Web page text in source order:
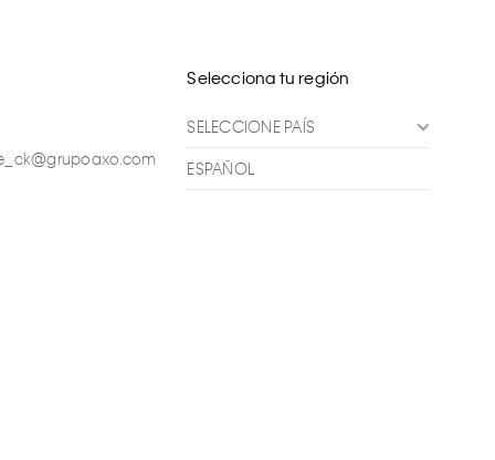
Selecciona tu región
SELECCIONE PAÍS
ESPAÑOL